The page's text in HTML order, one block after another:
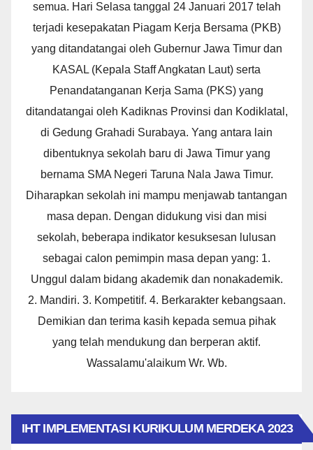
semua. Hari Selasa tanggal 24 Januari 2017 telah
terjadi kesepakatan Piagam Kerja Bersama (PKB)
yang ditandatangai oleh Gubernur Jawa Timur dan
KASAL (Kepala Staff Angkatan Laut) serta
Penandatanganan Kerja Sama (PKS) yang
ditandatangai oleh Kadiknas Provinsi dan Kodiklatal,
di Gedung Grahadi Surabaya. Yang antara lain
dibentuknya sekolah baru di Jawa Timur yang
bernama SMA Negeri Taruna Nala Jawa Timur.
Diharapkan sekolah ini mampu menjawab tantangan
masa depan. Dengan didukung visi dan misi
sekolah, beberapa indikator kesuksesan lulusan
sebagai calon pemimpin masa depan yang: 1.
Unggul dalam bidang akademik dan nonakademik.
2. Mandiri. 3. Kompetitif. 4. Berkarakter kebangsaan.
Demikian dan terima kasih kepada semua pihak
yang telah mendukung dan berperan aktif.
Wassalamu'alaikum Wr. Wb.
IHT IMPLEMENTASI KURIKULUM MERDEKA 2023